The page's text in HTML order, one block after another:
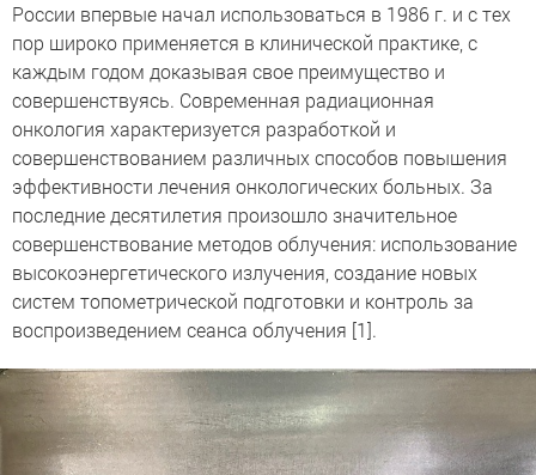
России впервые начал использоваться в 1986 г. и с тех
пор широко применяется в клинической практике, с
каждым годом доказывая свое преимущество и
совершенствуясь. Современная радиационная
онкология характеризуется разработкой и
совершенствованием различных способов повышения
эффективности лечения онкологических больных. За
последние десятилетия произошло значительное
совершенствование методов облучения: использование
высокоэнергетического излучения, создание новых
систем топометрической подготовки и контроль за
воспроизведением сеанса облучения [1].